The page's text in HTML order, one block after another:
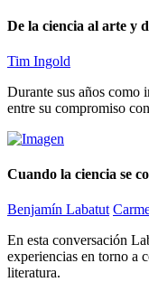
De la ciencia al arte y
Tim Ingold
Durante sus años como
entre su compromiso
Cuando la ciencia se
Benjamín Labatut
En esta conversación
experiencias en torno a
literatura.